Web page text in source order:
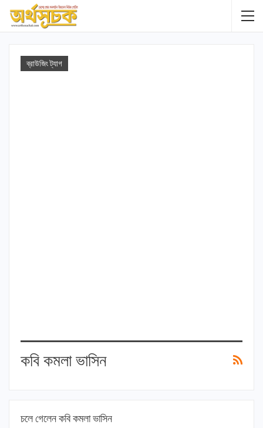
ব্রাউজিং ট্যাগ
কবি কমলা ভাসিন
চলে গেলেন কবি কমলা ভাসিন